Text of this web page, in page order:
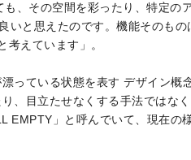
、その空間を彩ったり、特定の
と思えたのです。機能そのも
考えています」。
っている状態を表す デザイン概
、目立たせなくする手法ではな
」と呼んでいて、現在の